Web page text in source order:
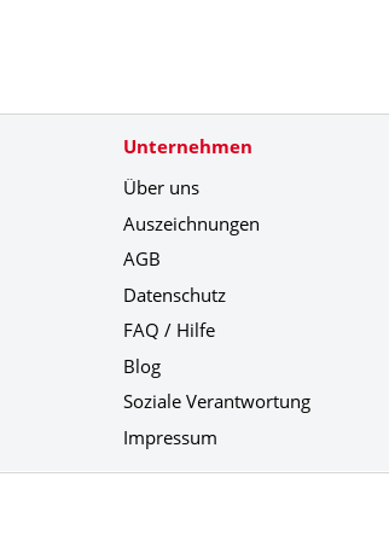
Unternehmen
Über uns
Auszeichnungen
AGB
Datenschutz
FAQ / Hilfe
Blog
Soziale Verantwortung
Impressum